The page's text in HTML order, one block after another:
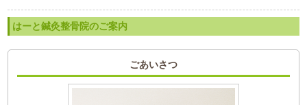
はーと鍼灸整骨院のご案内
ごあいさつ